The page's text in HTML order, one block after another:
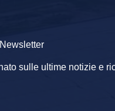
sulle ultime notizie e